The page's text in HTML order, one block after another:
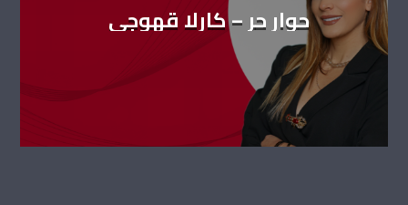
حوار حر – كارلا قهوجي